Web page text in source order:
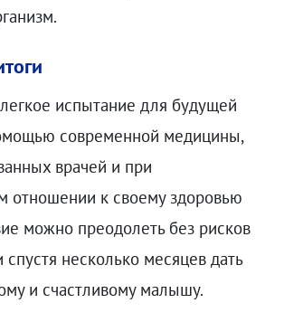
испытание для будущей
современной медицины,
врачей и при
отношении к своему здоровью
можно преодолеть без рисков
несколько месяцев дать
и счастливому малышу.